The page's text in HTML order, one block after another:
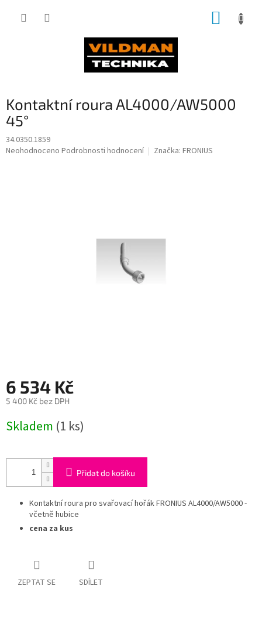
Kontaktní roura AL4000/AW5000
45°
34.0350.1859
Průměrné
Neohodnoceno Podrobnosti hodnocení Značka: FRONIUS
6 534 Kč
5 400 Kč bez DPH
cena:
Skladem (1 ks)
Přidat do košíku
Kontaktní roura pro svařovací hořák FRONIUS AL4000/AW5000 -
včetně hubice
cena za kus
ZEPTAT SE SDÍLET